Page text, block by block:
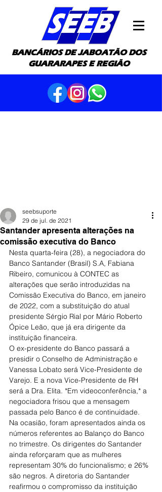
BANCÁRIOS DE JABOATÃO DOS
GUARARAPES E REGIÃO
Santander apresenta alterações na
comissão executiva do Banco
seebsuporte
29 de jul. de 2021
Nesta quarta-feira (28), a negociadora do
Banco Santander (Brasil) S.A, Fabiana
Ribeiro, comunicou à CONTEC as
alterações que serão introduzidas na
Comissão Executiva do Banco, em janeiro
de 2022, com a substituição do atual
presidente Sérgio Rial por Mário Roberto
Ópice Leão, que já era dirigente da
instituição financeira.
O ex-presidente do Banco passará a
presidir o Conselho de Administração e
Vanessa Lobato será Vice-Presidente de
Varejo. E a nova Vice-Presidente de RH
será a Dra. Elita. *Em videoconferência,* a
negociadora frisou que a mensagem
passada pelo Banco é de continuidade.
Na ocasião, foram apresentados ainda os
números referentes ao Balanço do Banco
no trimestre. Os dirigentes do Santander
ainda reforçaram que as mulheres
representam 30% do funcionalismo; e 26%
são negros. A diretoria do Santander
reafirmou o compromisso da instituição